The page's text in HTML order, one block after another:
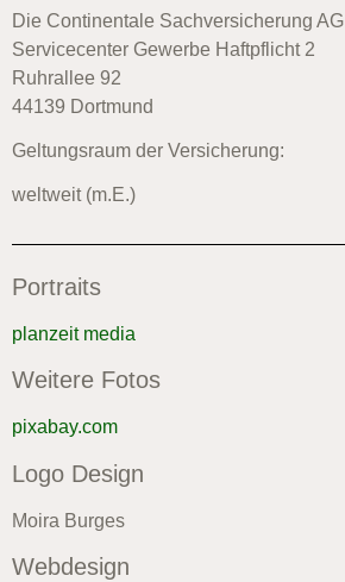
Die Continentale Sachversicherung AG
Servicecenter Gewerbe Haftpflicht 2
Ruhrallee 92
44139 Dortmund
Geltungsraum der Versicherung:
weltweit (m.E.)
Portraits
planzeit media
Weitere Fotos
pixabay.com
Logo Design
Moira Burges
Webdesign